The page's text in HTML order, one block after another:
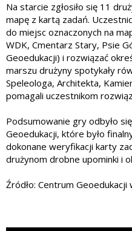
Na starcie zgłosiło się 11
mapę z kartą zadań.
do miejsc oznaczonych na
WDK, Cmentarz Stary, Psie
Geoedukacji) i rozwiązać
marszu drużyny spotykały
Speleologa, Architekta,
pomagali uczestnikom
Podsumowanie gry odbyło
Geoedukacji, które było
dokonane weryfikacji karty
drużynom drobne upominki i
Źródło: Centrum Geoedukacji